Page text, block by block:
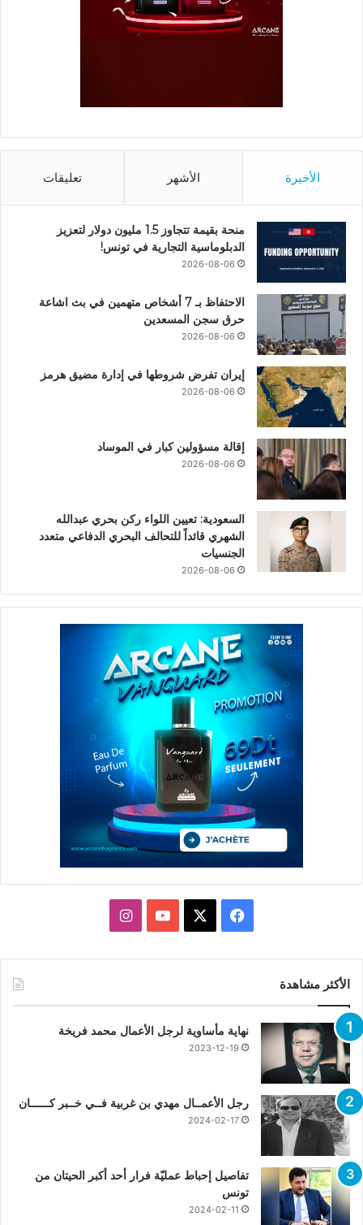
الأخيرة الأشهر تعليقات
منحة بقيمة تتجاوز 1.5 مليون دولار لتعزيز
الدبلوماسية التجارية في تونس!
2026-08-06
الاحتفاظ بـ 7 أشخاص متهمين في بث اشاعة
حرق سجن المسعدين
2026-08-06
إيران تفرض شروطها في إدارة مضيق هرمز
2026-08-06
إقالة مسؤولين كبار في الموساد
2026-08-06
السعودية: تعيين اللواء ركن بحري عبدالله
الشهري قائداً للتحالف البحري الدفاعي متعدد
الجنسيات
2026-08-06
فيسبوك يوتيوبانستقرام
الأكثر مشاهدة
نهاية مأساوية لرجل الأعمال محمد فريخة
2023-12-19
رجل الأعمــال مهدي بن غربية فــي خــبر كــــــان
2024-02-17
تفاصيل إحباط عمليّة فرار أحد أكبر الحيتان من
تونس
2024-02-11